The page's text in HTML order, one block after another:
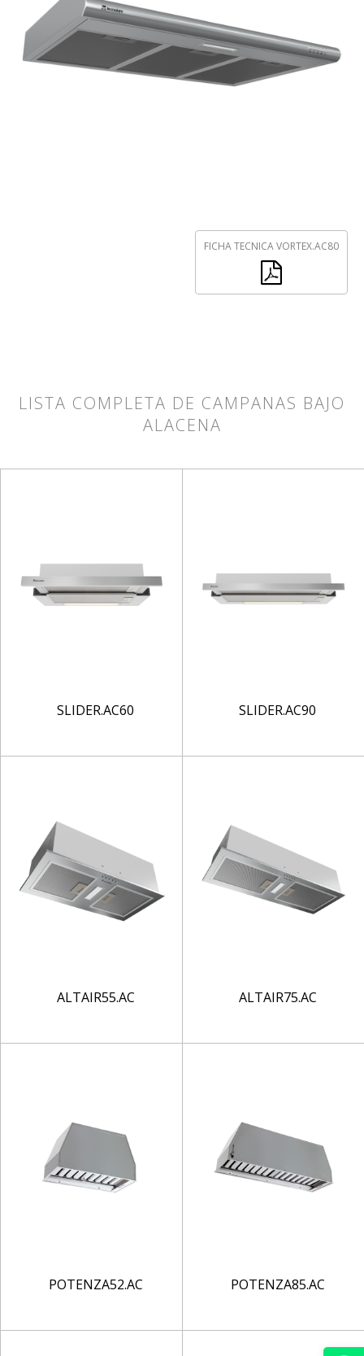
FICHA TECNICA VORTEX.AC80
LISTA COMPLETA DE CAMPANAS BAJO
ALACENA
SLIDER.AC60 SLIDER.AC90
ALTAIR55.AC ALTAIR75.AC
POTENZA52.AC POTENZA85.AC